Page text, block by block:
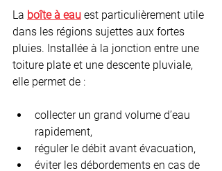
La boîte à eau est particulièrement utile
dans les régions sujettes aux fortes
pluies. Installée à la jonction entre une
toiture plate et une descente pluviale,
elle permet de :
collecter un grand volume d’eau
rapidement,
réguler le débit avant évacuation,
éviter les débordements en cas de